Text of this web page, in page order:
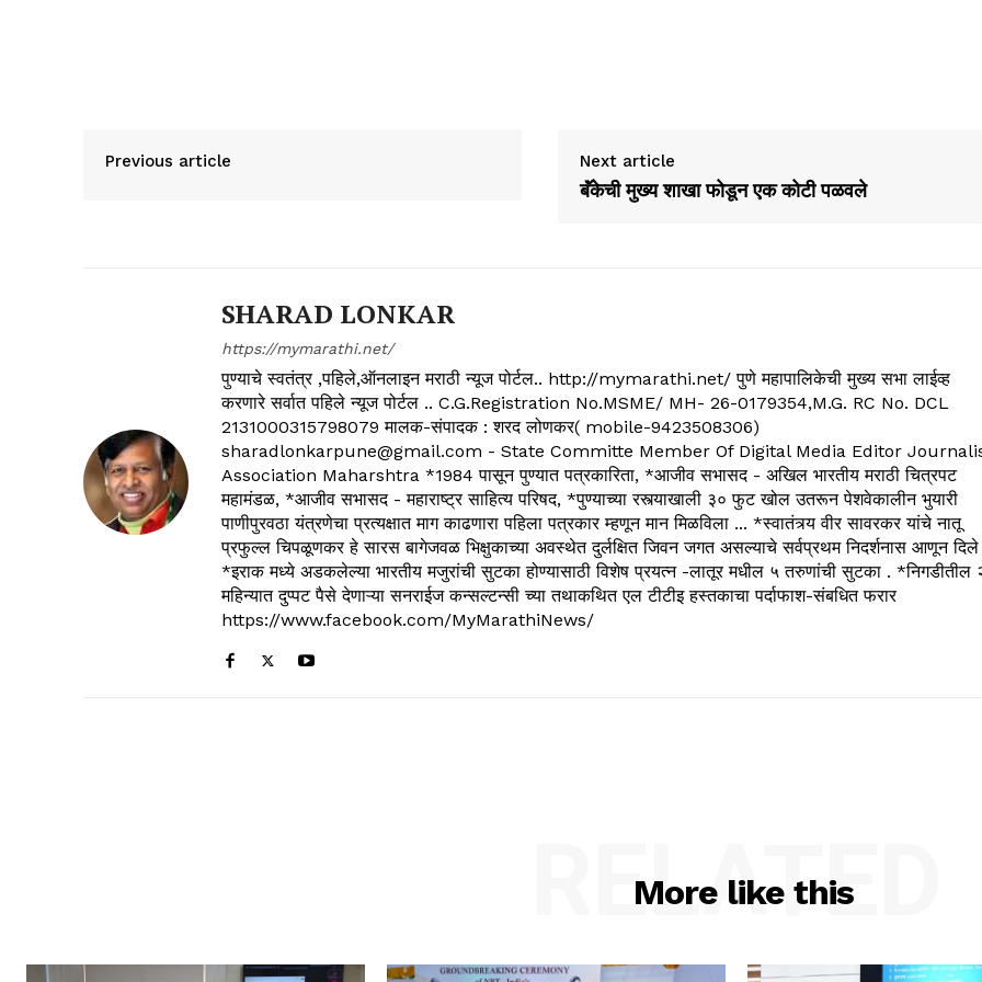
Previous article Next article
बॅंकेची मुख्य शाखा फोडून एक कोटी पळवले
SHARAD LONKAR
https://mymarathi.net/
पुण्याचे स्वतंत्र ,पहिले,ऑनलाइन मराठी न्यूज पोर्टल.. http://mymarathi.net/ पुणे महापालिकेची मुख्य सभा लाईव्ह
करणारे सर्वात पहिले न्यूज पोर्टल .. C.G.Registration No.MSME/ MH- 26-0179354,M.G. RC No. DCL
2131000315798079 मालक-संपादक : शरद लोणकर( mobile-9423508306)
sharadlonkarpune@gmail.com - State Committe Member Of Digital Media Editor
Association Maharshtra *1984 पासून पुण्यात पत्रकारिता, *आजीव सभासद - अखिल भारतीय मराठी चित्रपट
महामंडळ, *आजीव सभासद - महाराष्ट्र साहित्य परिषद, *पुण्याच्या रस्त्याखाली ३० फुट खोल उतरून पेशवेकालीन भुयारी
पाणीपुरवठा यंत्रणेचा प्रत्यक्षात माग काढणारा पहिला पत्रकार म्हणून मान मिळविला ... *स्वातंत्र्य वीर सावरकर यांचे नातू
प्रफुल्ल चिपळूणकर हे सारस बागेजवळ भिक्षुकाच्या अवस्थेत दुर्लक्षित जिवन जगत असल्याचे सर्वप्रथम निदर्शनास आणून दिले
*इराक मध्ये अडकलेल्या भारतीय मजुरांची सुटका होण्यासाठी विशेष प्रयत्न -लातूर मधील ५ तरुणांची सुटका . *निगडीतील
महिन्यात दुप्पट पैसे देणाऱ्या सनराईज कन्सल्टन्सी च्या तथाकथित एल टीटीइ हस्तकाचा पर्दाफाश-संबधित फरार
https://www.facebook.com/MyMarathiNews/
More like this
RELATED